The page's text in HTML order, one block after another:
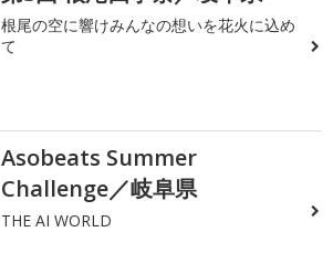
根尾の空に響けみんなの想いを花火に込め
て
Asobeats Summer
Challenge／岐阜県
THE AI WORLD